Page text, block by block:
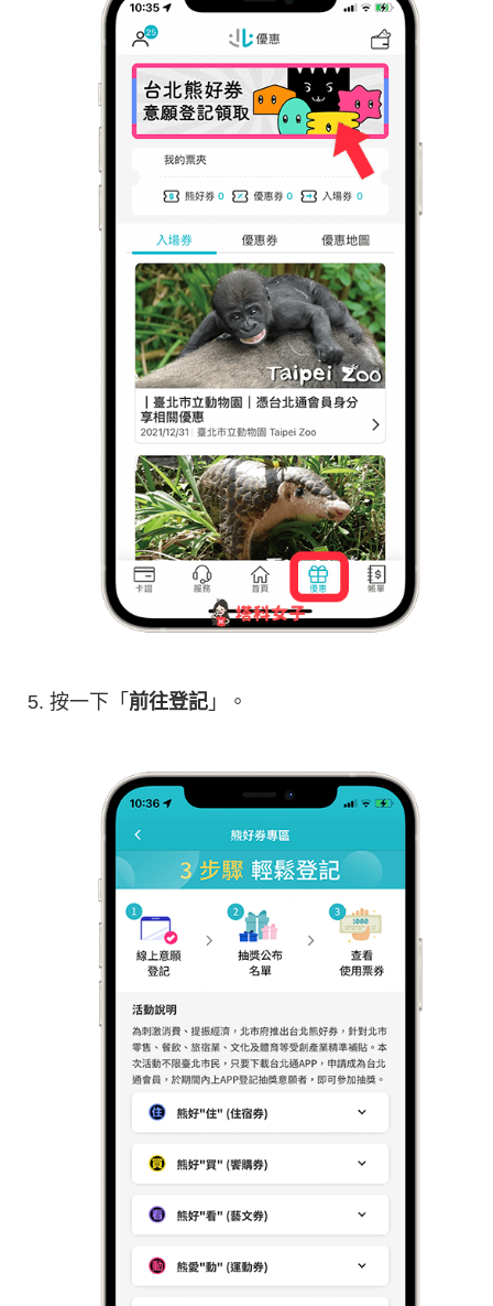
按一下「 前往登記 」。